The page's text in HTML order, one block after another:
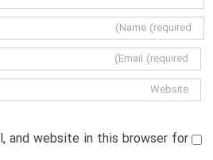
and website in this browser for